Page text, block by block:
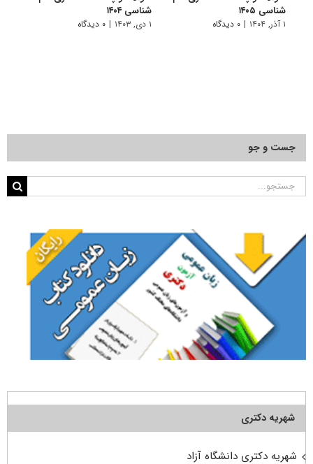
شناسی ۱۴۰۵
۱ آذر, ۱۴۰۴ | ۰ دیدگاه
شناسی ۱۴۰۴
۱ دی, ۱۴۰۳ | ۰ دیدگاه
جست و جو
جستجو
شهریه دکتری
شهریه دکتری دانشگاه آزاد